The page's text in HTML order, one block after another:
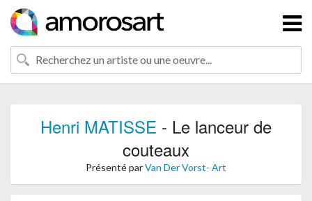
Henri MATISSE - Le lanceur de
couteaux
Présenté parVan Der Vorst- Art